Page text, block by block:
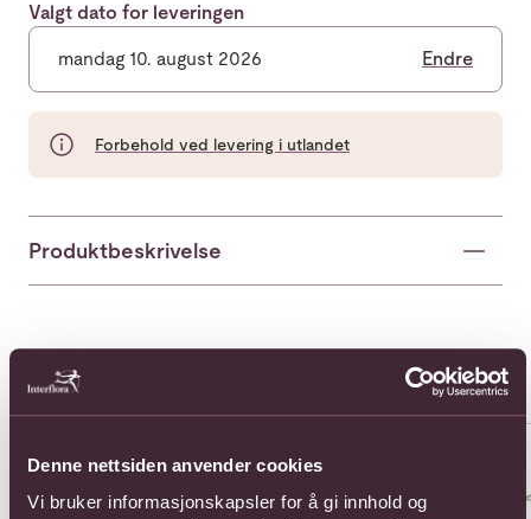
Denne nettsiden anvender cookies
Vi bruker informasjonskapsler for å gi innhold og
Valgt dato for leveringen
mandag 10. august 2026 Endre
Forbehold ved levering i utlandet
Produktbeskrivelse
Populære buketter i Vietnam Se alle